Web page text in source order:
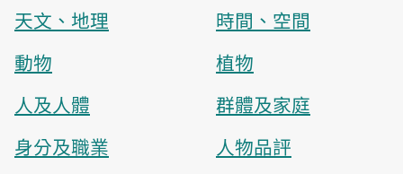
天文、地理
時間、空間
動物
植物
人及人體
群體及家庭
身分及職業
人物品評